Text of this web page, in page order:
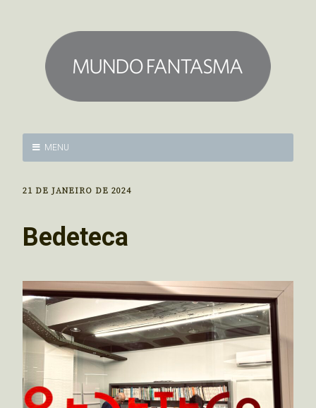
MENU
21 DE JANEIRO DE 2024
Bedeteca